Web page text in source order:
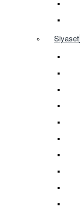
Siyaset